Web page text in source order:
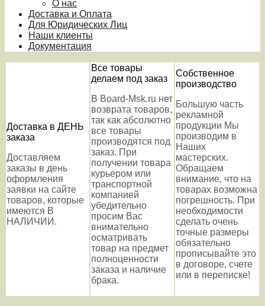
О нас
Доставка и Оплата
Для Юридических Лиц
Наши клиенты
Документация
Доставка в ДЕНЬ
заказа
Доставляем
заказы в день
оформления
заявки на сайте
товаров, которые
имеются В
НАЛИЧИИ.
Все товары
делаем под заказ
В Board-Msk.ru нет
возврата товаров,
так как абсолютно
все товары
производятся под
заказ. При
получении товара
курьером или
транспортной
компанией
убедительно
просим Вас
внимательно
осматривать
товар на предмет
полноценности
заказа и наличие
брака.
Собственное
производство
Большую часть
рекламной
продукции Мы
производим в
Наших
мастерских.
Обращаем
внимание, что на
товарах возможна
погрешность. При
необходимости
сделать очень
точные размеры
обязательно
прописывайте это
в договоре, счете
или в переписке!